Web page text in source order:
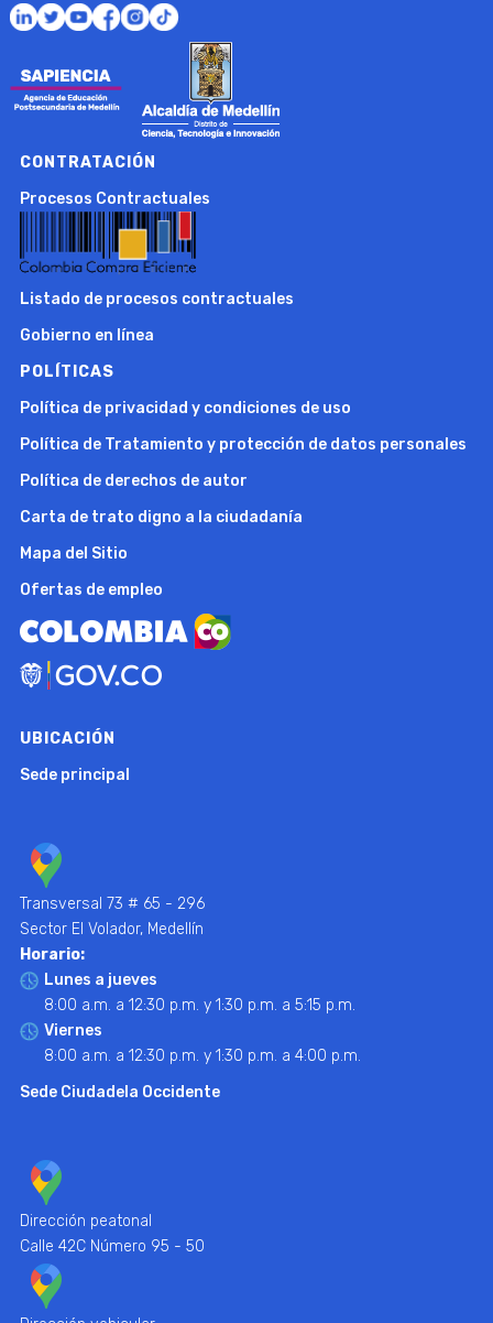
CONTRATACIÓN
Procesos Contractuales
Listado de procesos contractuales
Gobierno en línea
POLÍTICAS
Política de privacidad y condiciones de uso
Política de Tratamiento y protección de datos personales
Política de derechos de autor
Carta de trato digno a la ciudadanía
Mapa del Sitio
Ofertas de empleo
UBICACIÓN
Sede principal
Transversal 73 # 65 - 296
Sector El Volador, Medellín
Horario:
Lunes a jueves
8:00 a.m. a 12:30 p.m. y 1:30 p.m. a 5:15 p.m.
Viernes
8:00 a.m. a 12:30 p.m. y 1:30 p.m. a 4:00 p.m.
Sede Ciudadela Occidente
Dirección peatonal
Calle 42C Número 95 - 50